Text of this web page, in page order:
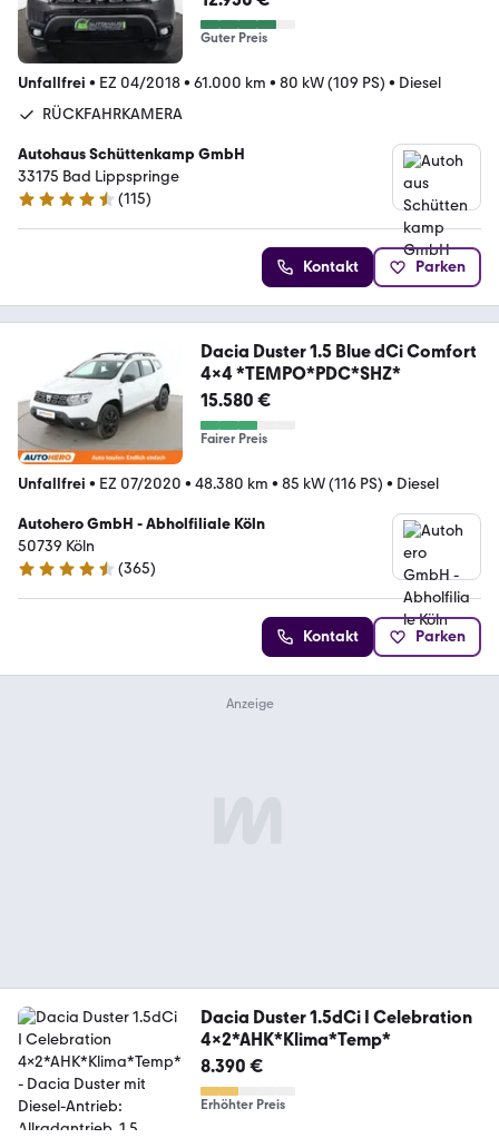
Guter Preis
Unfallfrei • EZ 04/2018• 61.000 km • 80 kW (109 PS) • Diesel
RÜCKFAHRKAMERA
Autohaus Schüttenkamp GmbH
33175 Bad Lippspringe
4.7 Sterne
(115)
Kontakt Parken
Dacia Duster 1.5 Blue dCi Comfort
4x4 *TEMPO*PDC*SHZ*
15.580 €
Fairer Preis
Unfallfrei • EZ 07/2020 • 48.380 km • 85 kW (116 PS) • Diesel
Autohero GmbH - Abholfiliale Köln
50739 Köln
4.6 Sterne
(365)
Kontakt Parken
Dacia Duster 1.5dCi I Celebration
4x2*AHK*Klima*Temp*
8.390 €
Erhöhter Preis